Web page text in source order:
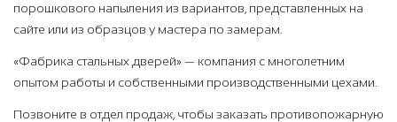
порошкового напыления из вариантов, представленных на
сайте или из образцов у мастера по замерам.
«Фабрика стальных дверей» — компания с многолетним
опытом работы и собственными производственными цехами.
Позвоните в отдел продаж, чтобы заказать противопожарную